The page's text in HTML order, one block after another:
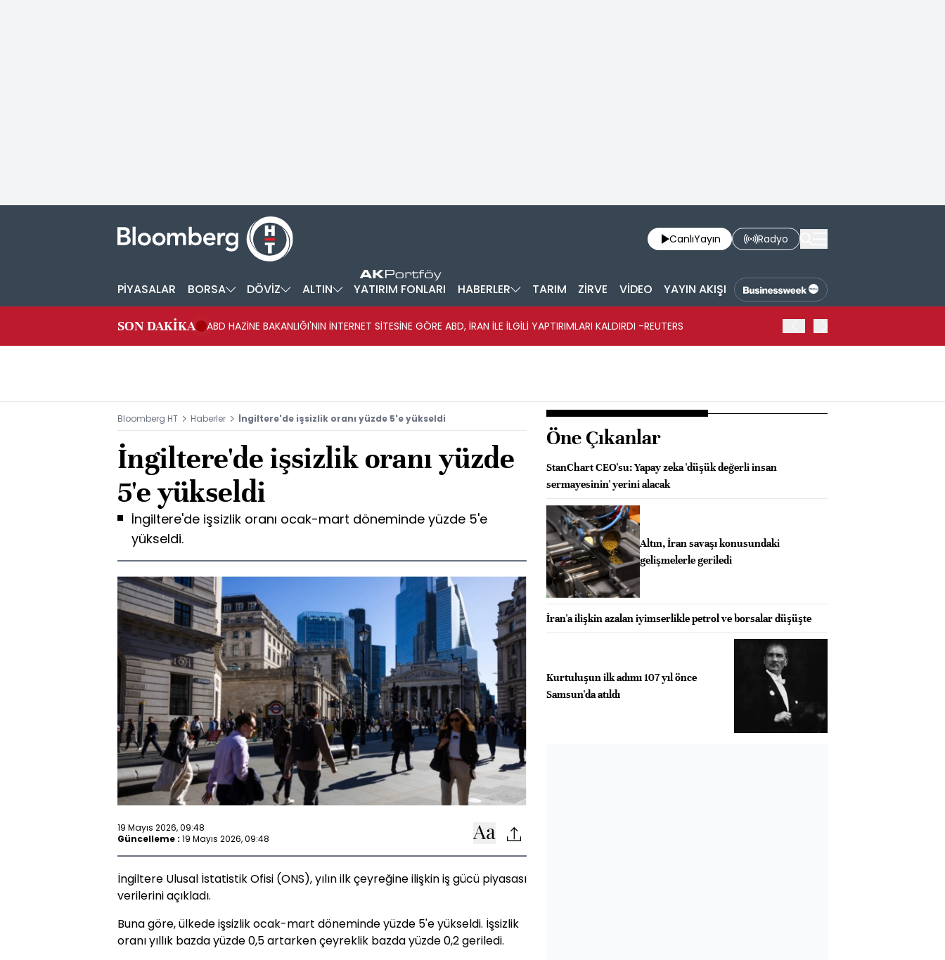
CanlıYayın Radyo
PİYASALAR BORSA DÖVİZ ALTIN YATIRIM FONLARI HABERLER TARIM ZİRVE VİDEO YAYIN AKIŞI
SON DAKİKA ABD HAZİNE BAKANLIĞI'NIN İNTERNET SİTESİNE GÖRE ABD, İRAN İLE İLGİLİ YAPTIRIMLARI KALDIRDI -REUTERS
Bloomberg HT Haberler İngiltere'de işsizlik oranı yüzde 5'e yükseldi
İngiltere'de işsizlik oranı yüzde
5'e yükseldi
İngiltere'de işsizlik oranı ocak-mart döneminde yüzde 5'e
yükseldi.
19 Mayıs 2026, 09:48
Güncelleme : 19 Mayıs 2026, 09:48
İngiltere Ulusal İstatistik Ofisi (ONS), yılın ilk çeyreğine ilişkin iş gücü piyasası
verilerini açıkladı.
Buna göre, ülkede işsizlik ocak-mart döneminde yüzde 5'e yükseldi. İşsizlik
oranı yıllık bazda yüzde 0,5 artarken çeyreklik bazda yüzde 0,2 geriledi.
Öne Çıkanlar
StanChart CEO'su: Yapay zeka 'düşük değerli insan
sermayesinin' yerini alacak
Altın, İran savaşı konusundaki
gelişmelerle geriledi
İran'a ilişkin azalan iyimserlikle petrol ve borsalar düşüşte
Kurtuluşun ilk adımı 107 yıl önce
Samsun'da atıldı